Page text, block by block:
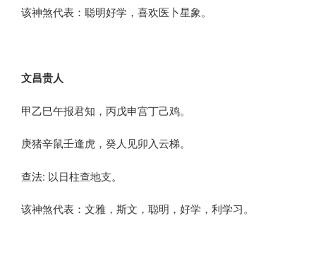
该神煞代表：聪明好学，喜欢医卜星象。
文昌贵人
甲乙巳午报君知，丙戊申宫丁己鸡。
庚猪辛鼠壬逢虎，癸人见卯入云梯。
查法: 以日柱查地支。
该神煞代表：文雅，斯文，聪明，好学，利学习。